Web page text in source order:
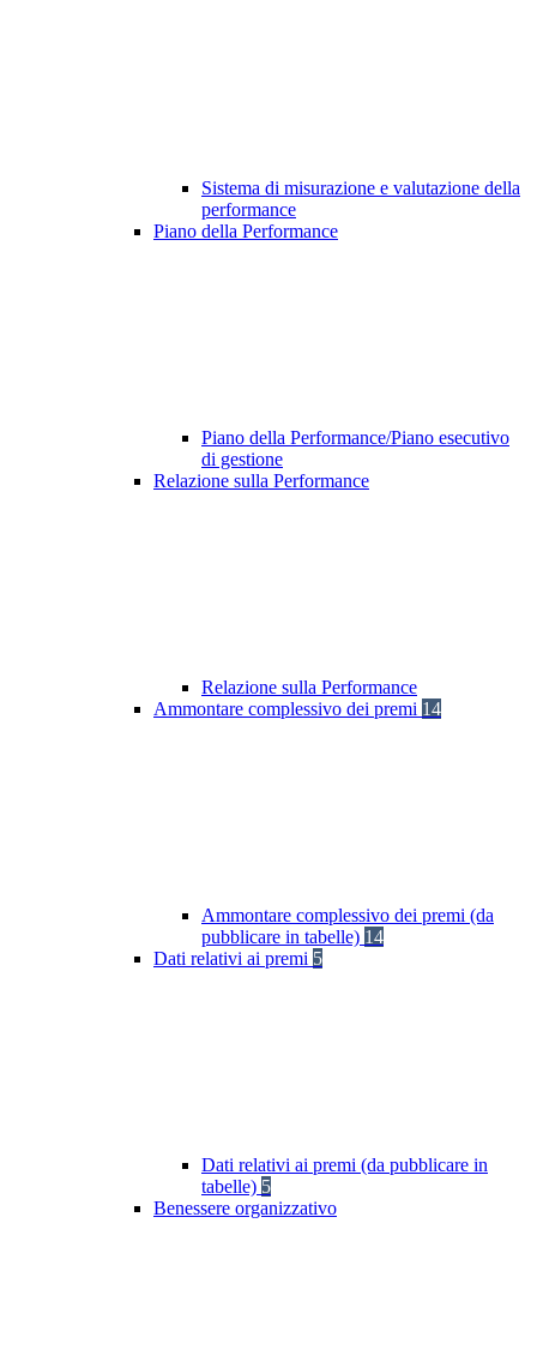
Sistema di misurazione e valutazione della
performance
Piano della Performance
Piano della Performance/Piano esecutivo
di gestione
Relazione sulla Performance
Relazione sulla Performance
Ammontare complessivo dei premi 14
Ammontare complessivo dei premi (da
pubblicare in tabelle) 14
Dati relativi ai premi 5
Dati relativi ai premi (da pubblicare in
tabelle) 5
Benessere organizzativo